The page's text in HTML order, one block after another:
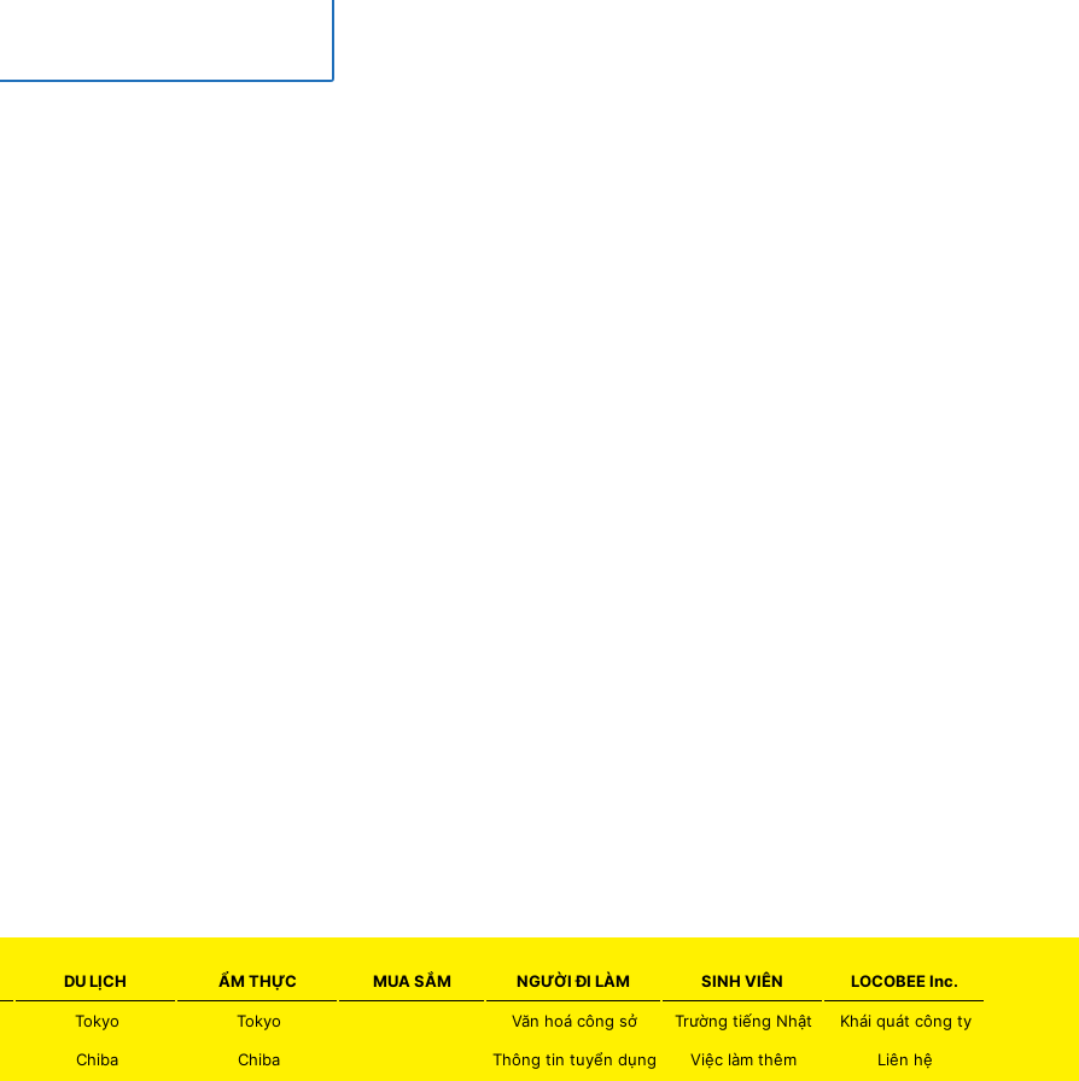
DU LỊCH
Tokyo
Chiba
ẨM THỰC
Tokyo
Chiba
MUA SẮM NGƯỜI ĐI LÀM
Văn hoá công sở
Thông tin tuyển dụng
SINH VIÊN
Trường tiếng Nhật
Việc làm thêm
LOCOBEE Inc.
Khái quát công ty
Liên hệ